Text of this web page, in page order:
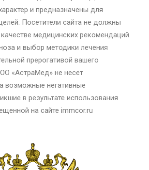
и предназначены для
Посетители сайта не должны
медицинских рекомендаций.
и выбор методики лечения
прерогативой вашего
«АстраМед» не несёт
возможные негативные
в результате использования
на сайте immcor.ru